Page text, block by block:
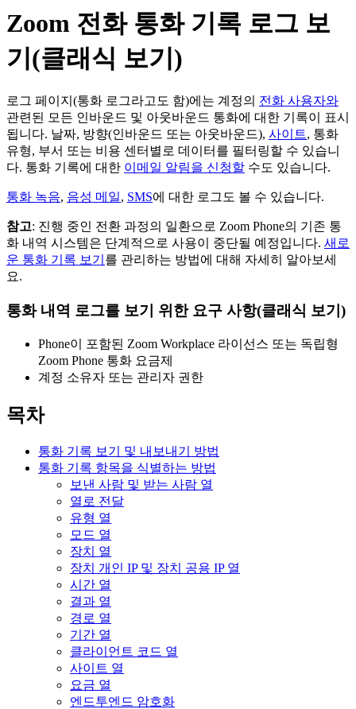
Zoom 전화 통화 기록 로그 보
기(클래식 보기)
로그 페이지(통화 로그라고도 함)에는 계정의 전화 사용자와
관련된 모든 인바운드 및 아웃바운드 통화에 대한 기록이 표시
됩니다. 날짜, 방향(인바운드 또는 아웃바운드), 사이트, 통화
유형, 부서 또는 비용 센터별로 데이터를 필터링할 수 있습니
다. 통화 기록에 대한 이메일 알림을 신청할 수도 있습니다.
통화 녹음, 음성 메일, SMS에 대한 로그도 볼 수 있습니다.
참고: 진행 중인 전환 과정의 일환으로 Zoom Phone의 기존 통
화 내역 시스템은 단계적으로 사용이 중단될 예정입니다. 새로
운 통화 기록 보기 를 관리하는 방법에 대해 자세히 알아보세
요.
통화 내역 로그를 보기 위한 요구 사항(클래식 보기)
Phone이 포함된 Zoom Workplace 라이선스 또는 독립형
Zoom Phone 통화 요금제
계정 소유자 또는 관리자 권한
목차
통화 기록 보기 및 내보내기 방법
통화 기록 항목을 식별하는 방법
보낸 사람 및 받는 사람 열
열로 전달
유형 열
모드 열
장치 열
장치 개인 IP 및 장치 공용 IP 열
시간 열
결과 열
경로 열
기간 열
클라이언트 코드 열
사이트 열
요금 열
엔드투엔드 암호화